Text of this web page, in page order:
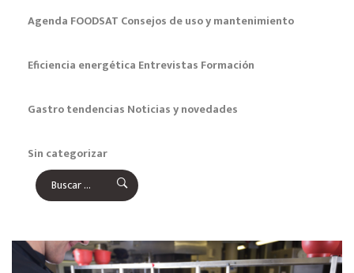
Agenda FOODSAT Consejos de uso y mantenimiento
Eficiencia energética Entrevistas Formación
Gastro tendencias Noticias y novedades
Sin categorizar